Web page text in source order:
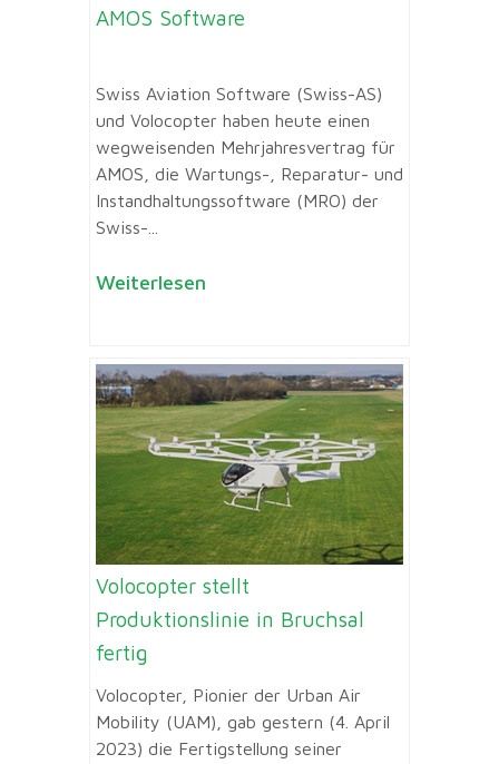
AMOS Software
Swiss Aviation Software (Swiss-AS)
und Volocopter haben heute einen
wegweisenden Mehrjahresvertrag für
AMOS, die Wartungs-, Reparatur- und
Instandhaltungssoftware (MRO) der
Swiss-...
Weiterlesen
Volocopter stellt
Produktionslinie in Bruchsal
fertig
Volocopter, Pionier der Urban Air
Mobility (UAM), gab gestern (4. April
2023) die Fertigstellung seiner